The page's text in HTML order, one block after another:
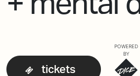
tickets
POWERED
BY